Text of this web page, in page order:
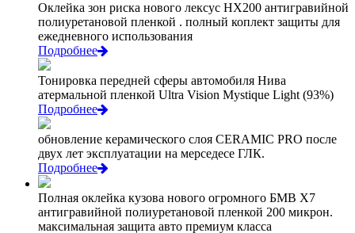
Оклейка зон риска нового лексус НХ200 антигравийной
полиуретановой пленкой . полный коплект защиты для
ежедневного использования
Подробнее
Тонировка передней сферы автомобиля Нива
атермальной пленкой Ultra Vision Mystique Light (93%)
Подробнее
обновление керамического слоя CERAMIC PRO после
двух лет эксплуатации на мерседесе ГЛК.
Подробнее
Полная оклейка кузова нового огромного БМВ Х7
антигравийной полиуретановой пленкой 200 микрон.
максимальная защита авто премиум класса